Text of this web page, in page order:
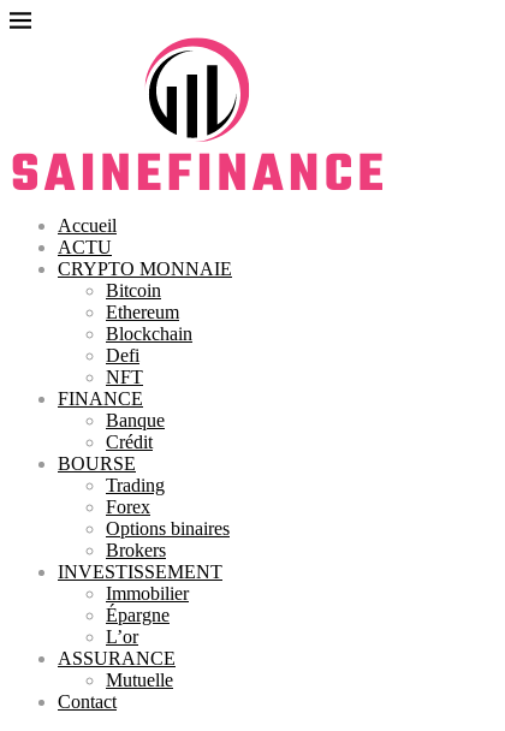
Accueil
ACTU
CRYPTO MONNAIE
Bitcoin
Ethereum
Blockchain
Defi
NFT
FINANCE
Banque
Crédit
BOURSE
Trading
Forex
Options binaires
Brokers
INVESTISSEMENT
Immobilier
Épargne
L’or
ASSURANCE
Mutuelle
Contact